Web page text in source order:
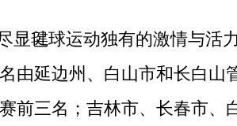
毽球运动独有的激情与活
由延边州、白山市和长白山
前三名；吉林市、长春市、